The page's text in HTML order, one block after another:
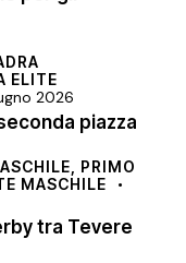
ELITE
2026
piazza
PRIMO
MASCHILE
tra Tevere